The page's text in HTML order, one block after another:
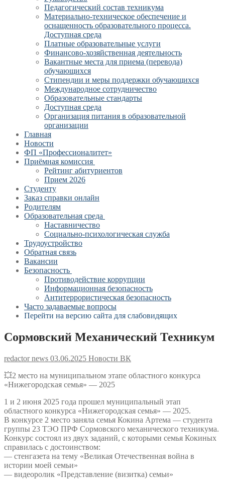
Педагогический состав техникума
Материально-техническое обеспечение и
оснащенность образовательного процесса.
Доступная среда
Платные образовательные услуги
Финансово-хозяйственная деятельность
Вакантные места для приема (перевода)
обучающихся
Стипендии и меры поддержки обучающихся
Международное сотрудничество
Образовательные стандарты
Доступная среда
Организация питания в образовательной
организации
Главная
Новости
ФП «Профессионалитет»
Приёмная комиссия
Рейтинг абитуриентов
Прием 2026
Студенту
Заказ справки онлайн
Родителям
Образовательная среда
Наставничество
Социально-психологическая служба
Трудоустройство
Обратная связь
Вакансии
Безопасность
Противодействие коррупции
Информационная безопасность
Антитеррористическая безопасность
Часто задаваемые вопросы
Перейти на версию сайта для слабовидящих
Сормовский Механический Техникум
redactor news 03.06.2025 Новости ВК
💥2 место на муниципальном этапе областного конкурса
«Нижегородская семья» — 2025
1 и 2 июня 2025 года прошел муниципальный этап
областного конкурса «Нижегородская семья» — 2025.
В конкурсе 2 место заняла семья Кокина Артема — студента
группы 23 ТЭО ПРФ Сормовского механического техникума.
Конкурс состоял из двух заданий, с которыми семья Кокиных
справилась с достоинством:
— стенгазета на тему «Великая Отечественная война в
истории моей семьи»
— видеоролик «Представление (визитка) семьи»